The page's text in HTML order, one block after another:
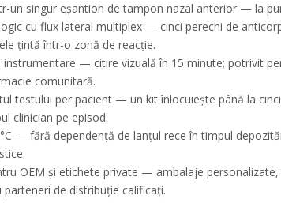
un singur eșantion de tampon nazal anterior — la
cu flux lateral multiplex — cinci perechi de
țintă într-o zonă de reacție.
— citire vizuală în 15 minute; potrivit
comunitară.
testului per pacient — un kit înlocuiește până la
clinician pe episod.
— fără dependență de lanțul rece în timpul
OEM și etichete private — ambalaje
parteneri de distribuție calificați.